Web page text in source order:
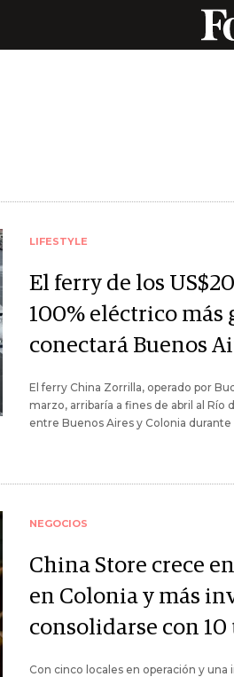
LIFESTYLE
El ferry de los
100% eléctrico
conectará Buenos
El ferry China Zorrilla, operado por
marzo, arribaría a fines de abril al Río
entre Buenos Aires y Colonia
NEGOCIOS
China Store crece
en Colonia y más
consolidarse con 10
Con cinco locales en operación y